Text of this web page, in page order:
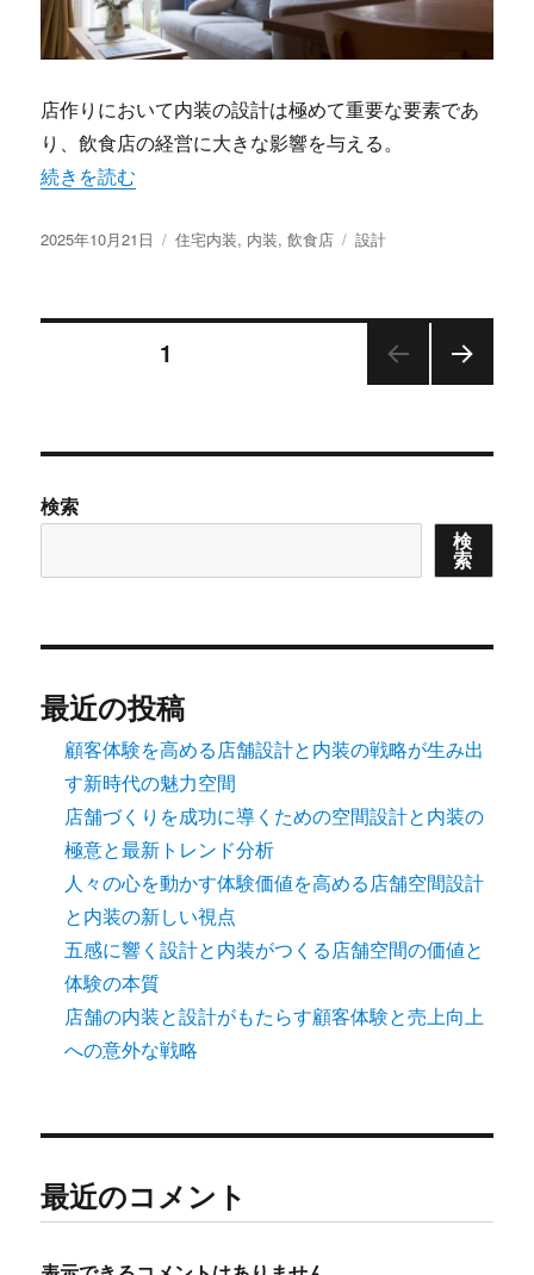
店作りにおいて内装の設計は極めて重要な要素であ
り、飲食店の経営に大きな影響を与える。
“飲食店経営における理想の空間設計と内装がもたらす本
続きを読む
投
2025年10月21日
カ
リ
住宅内装, 内装,飲食店
タ
設計
の
ペ
ー
ジ
送
り
1
検索
検
索
最近の投稿
顧客体験を高める店舗設計と内装の戦略が生み出
す新時代の魅力空間
店舗づくりを成功に導くための空間設計と内装の
極意と最新トレンド分析
人々の心を動かす体験価値を高める店舗空間設計
と内装の新しい視点
五感に響く設計と内装がつくる店舗空間の価値と
体験の本質
店舗の内装と設計がもたらす顧客体験と売上向上
への意外な戦略
最近のコメント